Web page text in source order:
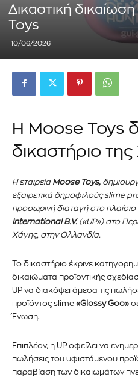
Δικαστική
Toys
10/06/2026
Η Moose Toys
δικαστήριο
Η εταιρεία Moose Toys,
εξαιρετικά δημοφιλούς slime
προσωρινή διαταγή στο πλαίσιο
International B.V.(«UP») στο
Χάγης, στην Ολλανδία.
Το δικαστήριο έκρινε
δικαιώματα προϊοντικής
UP να διακόψει άμεσα τις
προϊόντος slime «Glossy Goo»
Ένωση.
Επιπλέον, η UP οφείλει να
πωλήσεις του υφιστάμενου
παραβίαση των δικαιωμάτων